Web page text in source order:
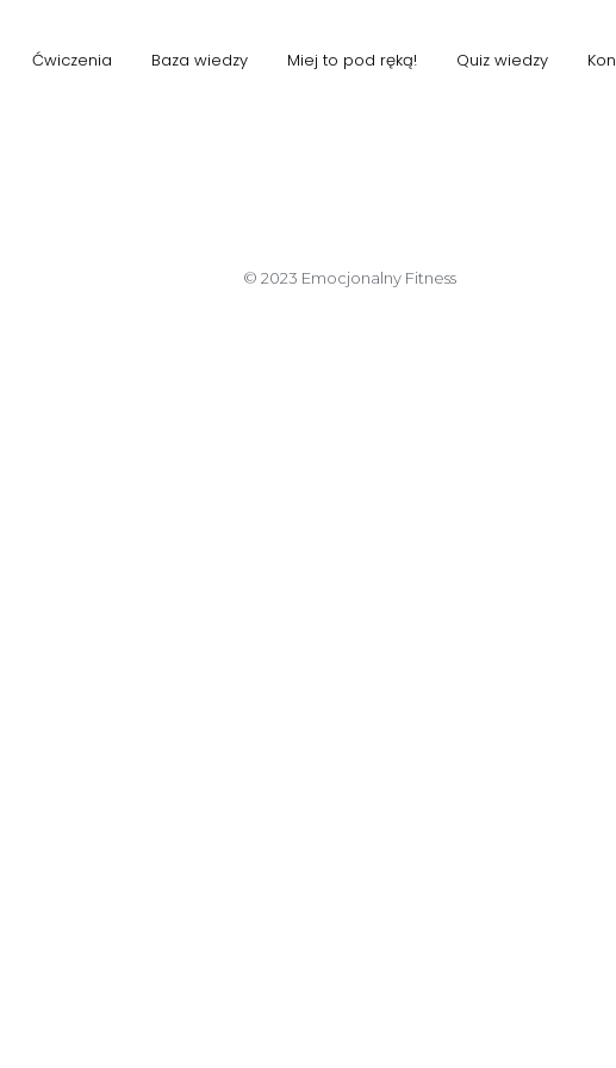
Ćwiczenia Baza wiedzy Miej to pod ręką! Quiz wiedzy
© 2023 Emocjonalny Fitness